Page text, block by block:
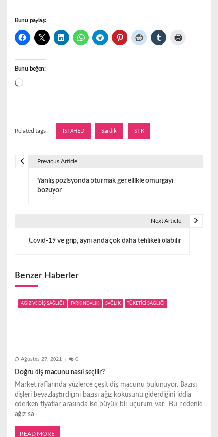
Bunu paylaş:
Bunu beğen:
Yükleniyor...
Related tags : İSTAHED Sandık STK
z
n
s
i
Previous Article
Yanlış pozisyonda oturmak genellikle omurgayı
bozuyor
Next Article
Covid-19 ve grip, aynı anda çok daha tehlikeli olabilir
Benzer Haberler
AĞIZ VE DİŞ SAĞLIĞI FARKINDALIK SAĞLIK TÜKETİCİ SAĞLIĞI
Ağustos 27, 2021 0
Doğru diş macunu nasıl seçilir?
Market raflarında yüzlerce çeşit diş macunu bulunuyor. Bazısı
dişleri beyazlaştırdığını bazısı ağız kokusunu giderdiğini iddia
ederken fiyatlar arasında ise büyük bir uçurum var. Bu nedenle
ağız sa
READ MORE